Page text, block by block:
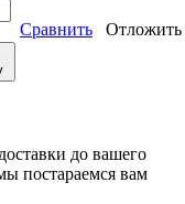
Сравнить Отложить
до вашего
постараемся вам